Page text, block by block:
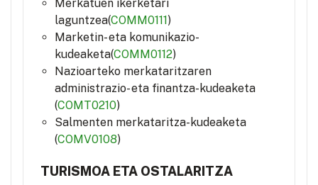
Merkatuen ikerketari
laguntzea(COMM0111 )
Marketin- eta komunikazio-
kudeaketa(COMM0112)
Nazioarteko merkataritzaren
administrazio- eta finantza-kudeaketa
(COMT0210)
Salmenten merkataritza-kudeaketa
(COMV0108)
TURISMOA ETA OSTALARITZA